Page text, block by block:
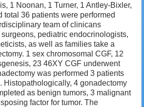
1 Noonan, 1 Turner, 1 Antley-Bixler,
total 36 patients were performed
team of clinicans
pediatric endocrinologists,
as well as families take a
1 sex chromosomal CGF, 12
23 46XY CGF underwent
was performed 3 patients
Histopathologically, 4 gonadectomy
as benign tumors, 3 malignant
factor for tumor. The